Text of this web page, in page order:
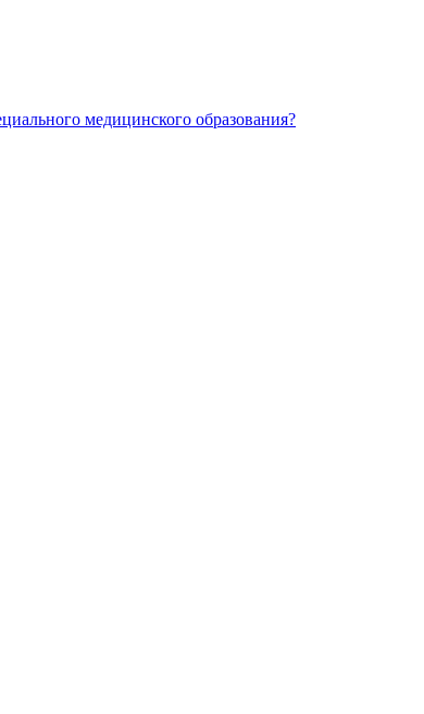
медицинского образования?